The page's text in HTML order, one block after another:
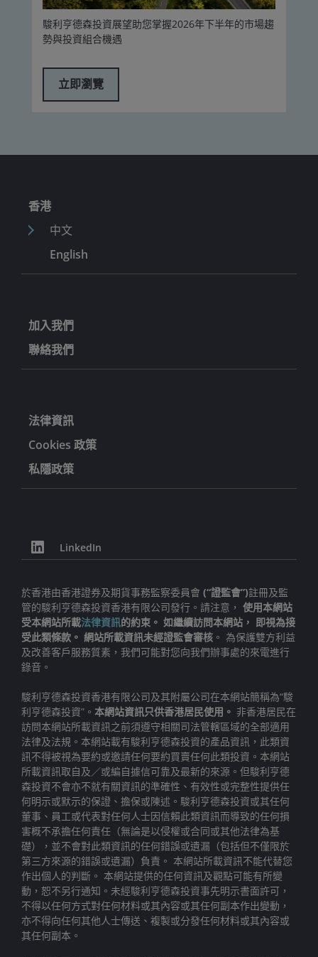
駿利亨德森投資展望助您掌握2026年下半年的市場趨
勢與投資組合機遇
立即瀏覽
香港
中文
English
加入我們
聯絡我們
法律資訊
Cookies 政策
私隱政策
LinkedIn
於香港由香港證券及期貨事務監察委員會 (“證監會”)註冊及監
管的駿利亨德森投資香港有限公司發行。請注意， 使用本網站
受本網站所載法律資訊的約束。 如繼續訪問本網站， 即視為接
受此類條款。 網站所載資訊未經證監會審核 。 為保護雙方利益
及改善客戶服務質素，我們可能對您向我們辦事處的來電進行
錄音。
駿利亨德森投資香港有限公司及其附屬公司在本網站簡稱為“駿
利亨德森投資”。 本網站資訊只供香港居民使用。 非香港居民在
訪問本網站所載資訊之前須遵守相關司法管轄區域的全部適用
法律及法規。本網站載有駿利亨德森投資的產品資訊，此類資
訊不得被視為要約或邀請任何要約買賣任何此類投資。本網站
所載資訊取自及／或編自據信可靠及最新的來源。但駿利亨德
森投資不會亦不就有關資訊的準確性、有效性或完整性提供任
何明示或默示的保證、擔保或陳述。駿利亨德森投資或其任何
董事、員工或代表對任何人士因信賴此類資訊而導致的任何損
害概不承擔任何責任（無論是以侵權或合同或其他法律為基
礎），並不會對此類資訊的任何錯誤或遺漏（包括但不僅限於
第三方來源的錯誤或遺漏）負責。 本網站所載資訊不能代替您
作出個人的判斷。 本網站提供的任何資訊及觀點可能有所變
動，恕不另行通知。未經駿利亨德森投資事先明示書面許可，
不得以任何方式對任何材料或其內容或其任何副本作出變動，
亦不得向任何其他人士傳送、複製或分發任何材料或其內容或
其任何副本。